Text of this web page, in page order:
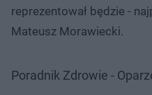
reprezentował będzie -
Mateusz Morawiecki.
Poradnik Zdrowie -